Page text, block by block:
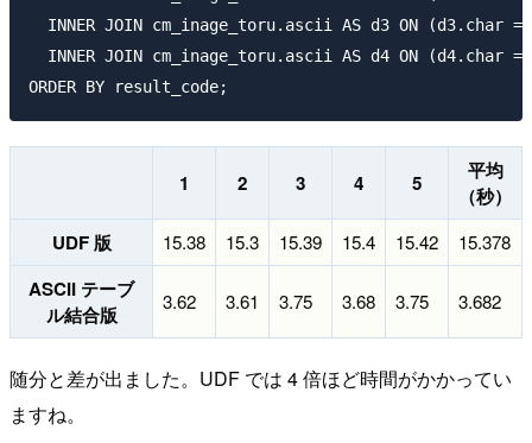
INNER JOIN cm_inage_toru.ascii AS d3 ON (d3.char
INNER JOIN cm_inage_toru.ascii AS d4 ON (d4.char
1 2 3 4 5
平均
（秒）
UDF 版
15.38 15.3 15.39 15.4 15.42 15.378
ASCII テーブ
ル結合版
3.62 3.61 3.75 3.68 3.75 3.682
随分と差が出ました。UDF では 4 倍ほど時間がかかってい
ますね。